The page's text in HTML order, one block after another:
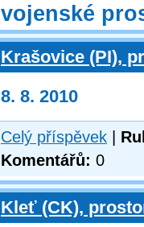
vojenské
Krašovice (PI),
8. 8. 2010
Celý příspěvek
Komentářů: 0
Kleť (CK),